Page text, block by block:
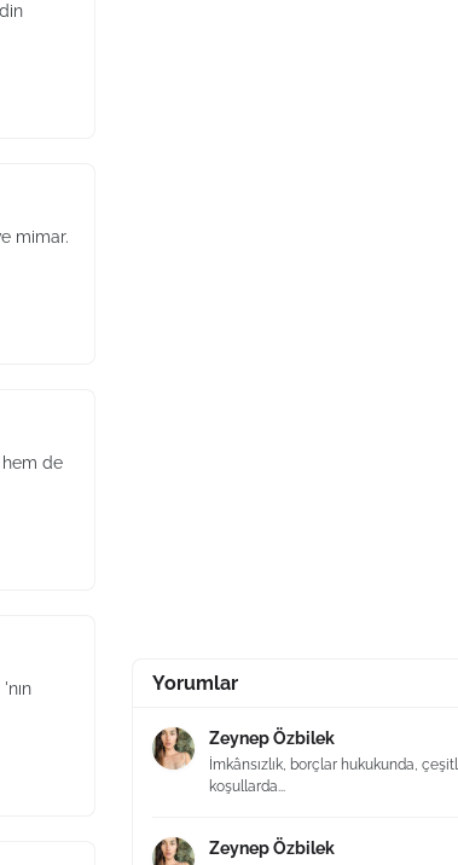
mimar.
hem de
Yorumlar
Zeynep Özbilek
İmkânsızlık, borçlar hukukunda,
koşullarda...
Zeynep Özbilek